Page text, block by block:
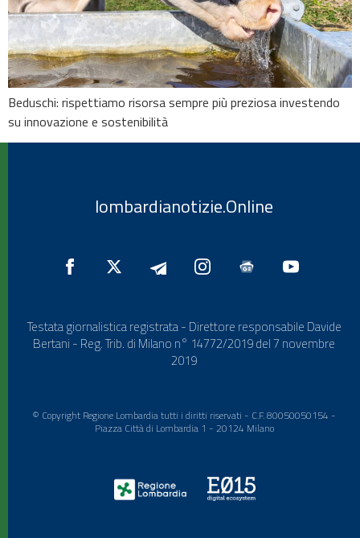
Beduschi: rispettiamo risorsa sempre più preziosa investendo
su innovazione e sostenibilità
lombardianotizie.Online
Testata giornalistica registrata - Direttore responsabile Davide
Bertani - Reg. Trib. di Milano n° 14772/2019 del 7 novembre
2019
© Copyright Regione Lombardia tutti i diritti riservati - C.F. 80050050154 -
Piazza Città di Lombardia 1 - 20124 Milano